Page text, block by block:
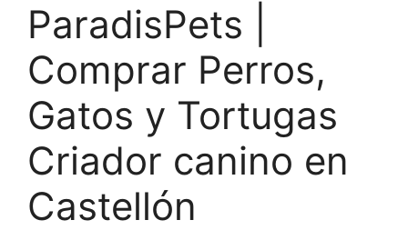
ParadisPets |
Comprar Perros,
Gatos y Tortugas
Criador canino en
Castellón